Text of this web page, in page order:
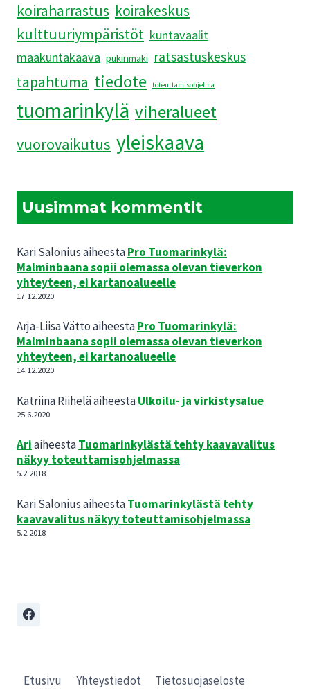
koiraharrastus koirakeskus
kulttuuriympäristöt kuntavaalit
maakuntakaava pukinmäki ratsastuskeskus
tapahtuma tiedote toteuttamisohjelma
tuomarinkylä viheralueet
vuorovaikutus yleiskaava
Uusimmat kommentit
Kari SaloniusaiheestaPro Tuomarinkylä:
Malminbaana sopii olemassa olevan tieverkon
yhteyteen, ei kartanoalueelle
17.12.2020
Arja-Liisa VättoaiheestaPro Tuomarinkylä:
Malminbaana sopii olemassa olevan tieverkon
yhteyteen, ei kartanoalueelle
14.12.2020
Katriina RiiheläaiheestaUlkoilu- ja virkistysalue
25.6.2020
AriaiheestaTuomarinkylästä tehty kaavavalitus
näkyy toteuttamisohjelmassa
5.2.2018
Kari SaloniusaiheestaTuomarinkylästä tehty
kaavavalitus näkyy toteuttamisohjelmassa
5.2.2018
Etusivu Yhteystiedot Tietosuojaseloste